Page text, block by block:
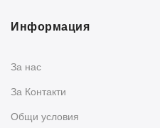
Информация
За нас
За Контакти
Общи условия